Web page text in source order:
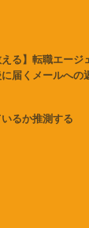
える】転職エー
届くメールへの
るか推測する